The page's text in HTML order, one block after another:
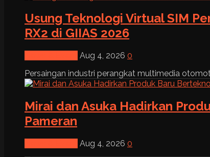
Usung Teknologi Virtual SIM
RX2 di GIIAS 2026
Aug 4, 2026 0
Persaingan industri perangkat multimedia
Mirai dan Asuka Hadirkan
Pameran
Aug 4, 2026 0